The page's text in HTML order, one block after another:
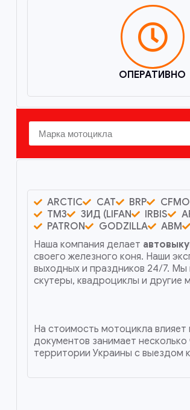
ОПЕРАТИВНО
ARCTIC CAT BRP
ТМЗ
ЗИД (LIFAN IRBIS
PATRON
GODZILLA ABM
Наша компания делает
своего железного коня. Наши
выходных и праздников 24/7. Мы
скутеры, квадроциклы и другие
На стоимость мотоцикла
документов занимает
территории Украины с выездом